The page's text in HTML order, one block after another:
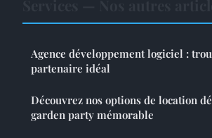
Agence développement logiciel :
partenaire idéal
Découvrez nos options de location
garden party mémorable